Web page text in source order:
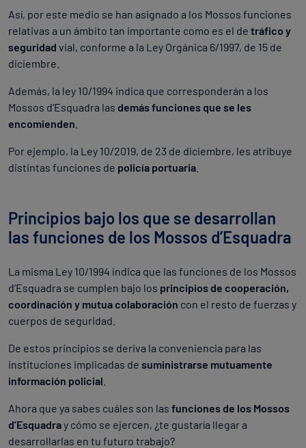
Así, por este medio se han asignado a los Mossos funciones
relativas a un ámbito tan importante como es el de tráfico y
seguridad vial, conforme a la Ley Orgánica 6/1997, de 15 de
diciembre.
Además, la ley 10/1994 indica que corresponderán a los
Mossos d’Esquadra las demás funciones que se les
encomienden
Por ejemplo, la Ley 10/2019, de 23 de diciembre, les atribuye
distintas funciones de policía portuaria
Principios bajo los que se desarrollan
las funciones de los Mossos d’Esquadra
La misma Ley 10/1994 indica que las funciones de los Mossos
d’Esquadra se cumplen bajo los principios de cooperación,
coordinación y mutua colaboración con el resto de fuerzas y
cuerpos de seguridad.
De estos principios se deriva la conveniencia para las
instituciones implicadas de suministrarse mutuamente
información policial
Ahora que ya sabes cuáles son las funciones de los Mossos
d’Esquadray cómo se ejercen, ¿te gustaría llegar a
desarrollarlas en tu futuro trabajo?